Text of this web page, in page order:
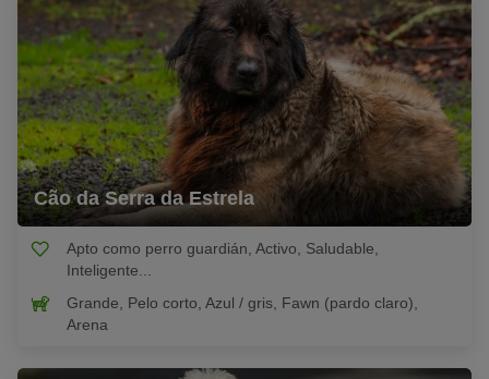
Cão da Serra da Estrela
Apto como perro guardián, Activo, Saludable,
Inteligente...
Grande, Pelo corto, Azul / gris, Fawn (pardo claro),
Arena